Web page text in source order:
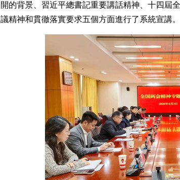
開的背景、習近平總書記重要講話精神、十四屆
議精神和貫徹落實要求五個方面進行了系統宣講。